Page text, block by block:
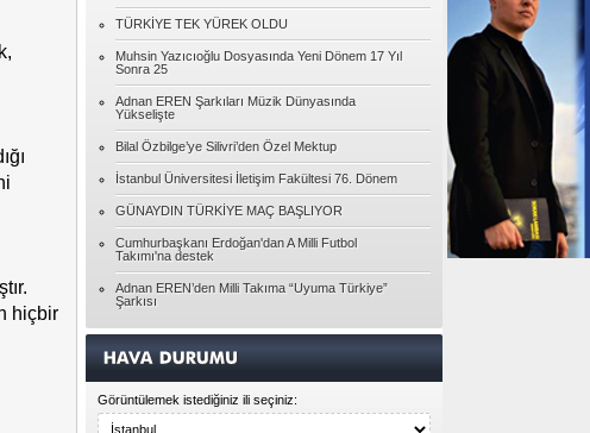
hiçbir
HER KONUYU ŞİDDETLE ÇÖZMEYE
ÇALIŞIYORUZ.
Kadir Kutlu
Çok mu zor?
Özgenur GEYVE
Pembe gözlüklerinizin dışında bir dünya
Tolga YAVUZ
Ghepetto'nun kütüğü Pinokyo
Pınar BAYÇINAR
TÜRKİYE TEK YÜREK OLDU
Muhsin Yazıcıoğlu Dosyasında Yeni Dönem 17 Yıl
Sonra 25
Adnan EREN Şarkıları Müzik Dünyasında
Yükselişte
Bilal Özbilge’ye Silivri’den Özel Mektup
İstanbul Üniversitesi İletişim Fakültesi 76. Dönem
GÜNAYDIN TÜRKİYE MAÇ BAŞLIYOR
Cumhurbaşkanı Erdoğan'dan A Milli Futbol
Takımı'na destek
Adnan EREN’den Milli Takıma “Uyuma Türkiye”
Şarkısı
Görüntülemek istediğiniz ili seçiniz: